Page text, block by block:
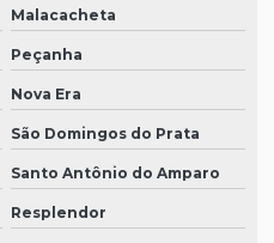
Malacacheta
Peçanha
Nova Era
São Domingos do Prata
Santo Antônio do Amparo
Resplendor